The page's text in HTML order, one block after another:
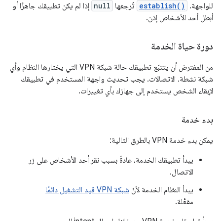
للواجهة.
establish() تُرجعها null إذا لم يكن تطبيقك جاهزًا أو
أبطل أحد الأشخاص إذن.
دورة حياة الخدمة
من المفترض أن يتتبّع تطبيقك حالة شبكة VPN التي يختارها النظام وأي
شبكة نشطة. الاتصالات. يجب تحديث واجهة المستخدم في تطبيقك
لإبقاء الشخص يستخدم إلى جهازك بأي تغييرات.
بدء خدمة
يمكن بدء خدمة VPN بالطرق التالية:
يبدأ تطبيقك الخدمة، عادةً بسبب نقر أحد الأشخاص على زر
الاتصال.
يبدأ النظام الخدمة لأنّ شبكة VPN قيد التشغيل دائمًا
مفعَّلة.